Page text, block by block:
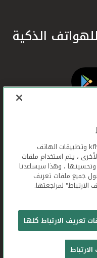
محفوظة © 2026
الخصوصية
عندما تستخدم ,kfh.com, kfhonline.com وتطبيقات الهاتف
، يتم استخدام ملفات
وتحسينها ، وهذا سيساعدنا
جميع ملفات تعريف
الارتباط" لمراجعتها.
تعريف الارتباط كلها